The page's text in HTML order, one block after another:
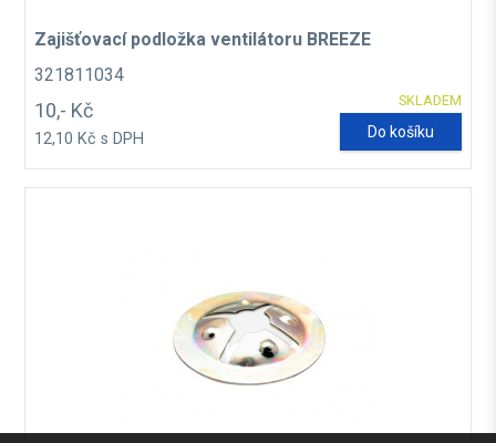
Zajišťovací podložka ventilátoru BREEZE
321811034
SKLADEM
10,- Kč
12,10 Kč s DPH Do košíku